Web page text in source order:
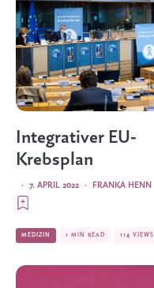
Integrativer EU-
Krebsplan
FRANKA HENN
·
7. APRIL 2022
·
MEDIZIN 1 MIN READ 114 VIEWS